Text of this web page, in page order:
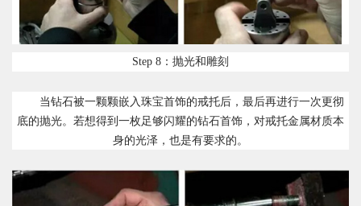
Step 8：抛光和雕刻
当钻石被一颗颗嵌入珠宝首饰的戒托后，最后再进行一次更彻
底的抛光。若想得到一枚足够闪耀的钻石首饰，对戒托金属材质本
身的光泽，也是有要求的。